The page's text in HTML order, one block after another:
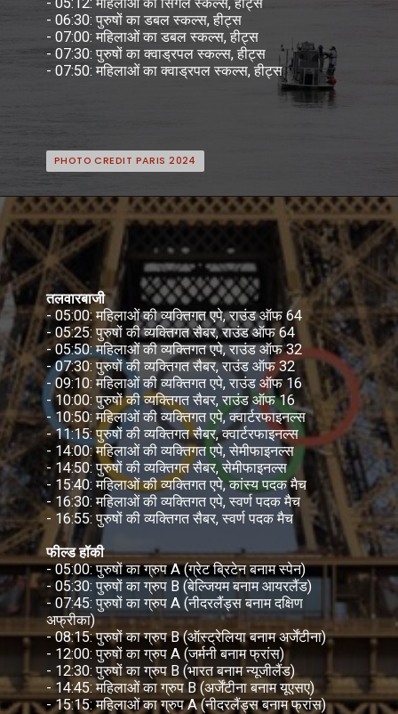
- 06:30: पुरुषों का डबल स्कल्स, हीट्स
- 07:00: महिलाओं का डबल स्कल्स, हीट्स
- 07:30: पुरुषों का क्वाड्रपल स्कल्स, हीट्स
- 07:50: महिलाओं का क्वाड्रपल स्कल्स,
PHOTO CREDIT PARIS 2024
PHOTO CREDIT PARIS 2024
तलवारबाजी
- 05:00: महिलाओं की व्यक्तिगत एपे, राउंड ऑफ 64
- 05:25: पुरुषों की व्यक्तिगत सैबर, राउंड ऑफ 64
- 05:50: महिलाओं की व्यक्तिगत एपे, राउंड ऑफ 32
- 07:30: पुरुषों की व्यक्तिगत सैबर, राउंड ऑफ 32
- 09:10: महिलाओं की व्यक्तिगत एपे, राउंड ऑफ 16
- 10:00: पुरुषों की व्यक्तिगत सैबर, राउंड ऑफ 16
- 10:50: महिलाओं की व्यक्तिगत एपे, क्वार्टरफाइनल्स
- 11:15: पुरुषों की व्यक्तिगत सैबर, क्वार्टरफाइनल्स
- 14:00: महिलाओं की व्यक्तिगत एपे, सेमीफाइनल्स
- 14:50: पुरुषों की व्यक्तिगत सैबर, सेमीफाइनल्स
- 15:40: महिलाओं की व्यक्तिगत एपे, कांस्य पदक मैच
- 16:30: महिलाओं की व्यक्तिगत एपे, स्वर्ण पदक मैच
- 16:55: पुरुषों की व्यक्तिगत सैबर, स्वर्ण पदक मैच
फील्ड हॉकी
- 05:00: पुरुषों का ग्रुप A (ग्रेट ब्रिटेन बनाम स्पेन)
- 05:30: पुरुषों का ग्रुप B (बेल्जियम बनाम आयरलैंड)
- 07:45: पुरुषों का ग्रुप A (नीदरलैंड्स बनाम दक्षिण
अफ्रीका)
- 08:15: पुरुषों का ग्रुप B (ऑस्ट्रेलिया बनाम अर्जेंटीना)
- 12:00: पुरुषों का ग्रुप A (जर्मनी बनाम फ्रांस)
- 12:30: पुरुषों का ग्रुप B (भारत बनाम न्यूजीलैंड)
- 14:45: महिलाओं का ग्रुप B (अर्जेंटीना बनाम यूएसए)
- 15:15: महिलाओं का ग्रुप A (नीदरलैंड्स बनाम फ्रांस)